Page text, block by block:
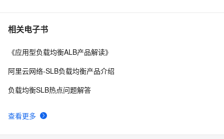
相关电子书
查看更多
《应用型负载均衡ALB产品解读》
阿里云网络-SLB负载均衡产品介绍
负载均衡SLB热点问题解答